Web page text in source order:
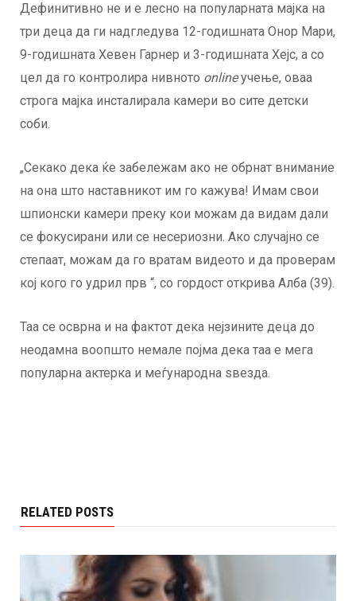
Дефинитивно не и е лесно на популарната мајка на
три деца да ги надгледува 12-годишната Онор Мари,
9-годишната Хевен Гарнер и 3-годишната Хејс, а со
цел да го контролира нивното onlineучење, оваа
строга мајка инсталирала камери во сите детски
соби.
„Секако дека ќе забележам ако не обрнат внимание
на она што наставникот им го кажува! Имам свои
шпионски камери преку кои можам да видам дали
се фокусирани или се несериозни. Ако случајно се
степаат, можам да го вратам видеото и да проверам
кој кого го удрил прв “, со гордост открива Алба (39).
Таа се осврна и на фактот дека нејзините деца до
неодамна воопшто немале појма дека таа е мега
популарна актерка и меѓународна ѕвезда.
RELATED POSTS